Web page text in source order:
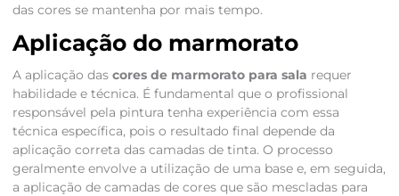
das cores se mantenha por mais tempo.
Aplicação do marmorato
A aplicação das cores de marmorato para sala requer
habilidade e técnica. É fundamental que o profissional
responsável pela pintura tenha experiência com essa
técnica específica, pois o resultado final depende da
aplicação correta das camadas de tinta. O processo
geralmente envolve a utilização de uma base e, em seguida,
a aplicação de camadas de cores que são mescladas para